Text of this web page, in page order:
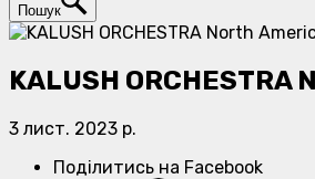
Пошук
KALUSH
3 лист. 2023 р.
Поділитись на Facebook